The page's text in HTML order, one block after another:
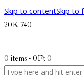
Skip to contentSkip to
20K 740
0 items - 0Ft 0